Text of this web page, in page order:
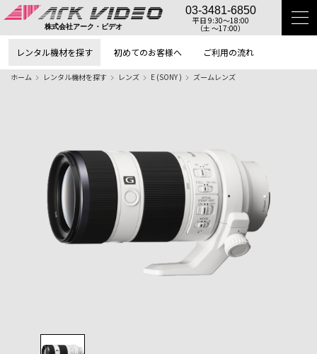
株式会社アーク・ビデオ
03-3481-6850
平日 9:30〜18:00
（土 〜17:00）
レンタル機材を探す 初めてのお客様へ ご利用の流れ
ホーム レンタル機材を探す レンズ E (SONY ) ズームレンズ